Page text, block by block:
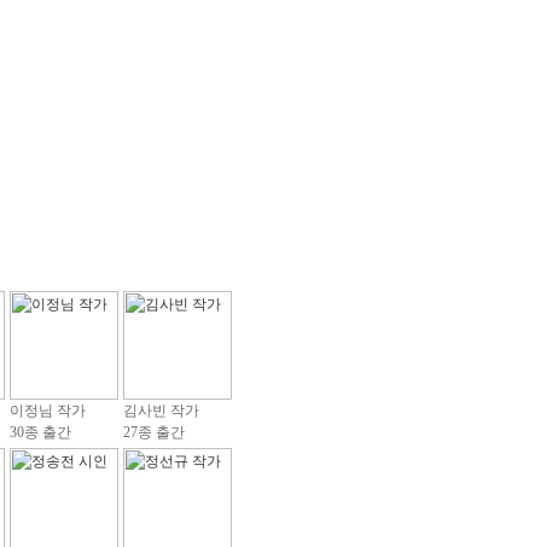
이정님 작가
30종 출간
김사빈 작가
27종 출간